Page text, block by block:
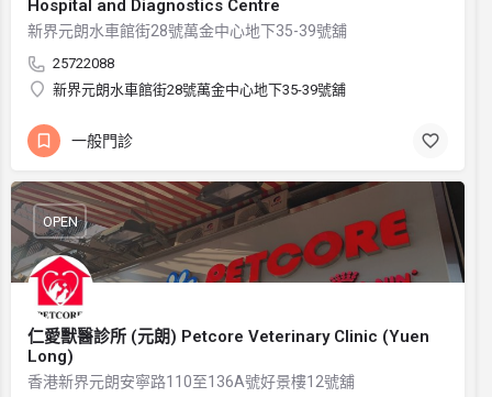
Hospital and Diagnostics Centre
新界元朗水車館街28號萬金中心地下35-39號舖
25722088
新界元朗水車館街28號萬金中心地下35-39號舖
一般門診
仁愛獸醫診所 (元朗) Petcore Veterinary Clinic (Yuen
Long)
香港新界元朗安寧路110至136A號好景樓12號舖
OPEN